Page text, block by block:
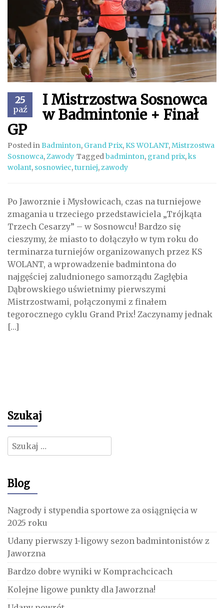
25
paź
I Mistrzostwa Sosnowca
w Badmintonie + Finał
GP
Posted inBadminton, Grand Prix, KS WOLANT,Mistrzostwa
Sosnowca,Zawody Taggedbadminton, grand prix,ks
wolant, sosnowiec,turniej,zawody
Po Jaworznie i Mysłowicach, czas na turniejowe
zmagania u trzeciego przedstawiciela „Trójkąta
Trzech Cesarzy” – w Sosnowcu! Bardzo się
cieszymy, że miasto to dołączyło w tym roku do
terminarza turniejów organizowanych przez KS
WOLANT, a wprowadzenie badmintona do
najgęściej zaludnionego samorządu Zagłębia
Dąbrowskiego uświetnimy pierwszymi
Mistrzostwami, połączonymi z finałem
tegorocznego cyklu Grand Prix! Zaczynamy jednak
[…]
Szukaj
Szukaj:
Blog
Nagrody i stypendia sportowe za osiągnięcia w
2025 roku
Udany pierwszy 1-ligowy sezon badmintonistów z
Jaworzna
Bardzo dobre wyniki w Komprachcicach
Kolejne ligowe punkty dla Jaworzna!